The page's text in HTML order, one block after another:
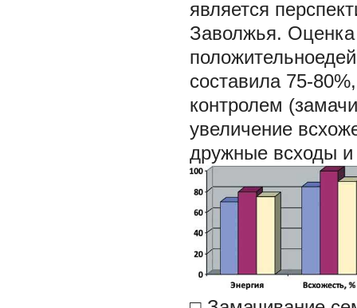
является
Заволжья. Оценка
составила 75-
контролем
увеличение
дружные всходы